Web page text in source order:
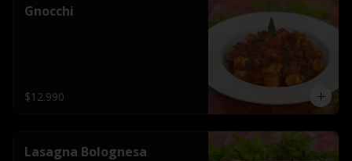
Gnocchi
$12.990
Lasagna Bolognesa